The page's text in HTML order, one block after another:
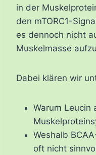
in der
den mTORC1-
es dennoch nicht
Muskelmasse
Dabei klären wir
Warum Leucin
Weshalb
oft nicht